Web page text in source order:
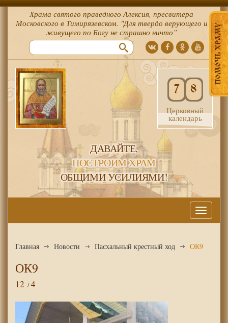
ПОМОЧЬ ХРАМУ
Храма святого праведного Алексия, пресвитера
Московского в Тимирязевском. "Для твердо верующего и
живущего по Богу не страшно ничто”
7 8
Церковный
календарь
ДАВАЙТЕ,
ПОСТРОИМ ХРАМ
ОБЩИМИ УСИЛИЯМИ!
Меню
Главная Новости Пасхальный крестный ход ОК9
ОК9
12 4